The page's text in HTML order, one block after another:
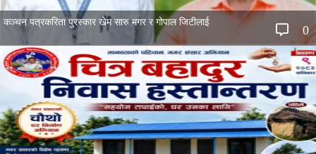
0
कञ्चन पत्रकरिता पुरस्कार खेम सारु मगर र गोपाल जिटीलाई